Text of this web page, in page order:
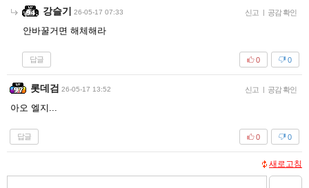
강슬기 26-05-17 07:33 신고 | 공감 확인
안바꿀거면 해체해라
답글 0
0
롯데검 26-05-17 13:52 신고 | 공감 확인
아오 엘지...
답글 0
0
새로고침